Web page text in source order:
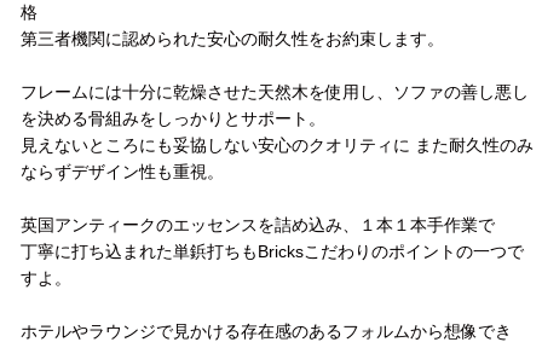
格
第三者機関に認められた安心の耐久性をお約束します。
フレームには十分に乾燥させた天然木を使用し、ソファの善し悪し
を決める骨組みをしっかりとサポート。
見えないところにも妥協しない安心のクオリティに また耐久性のみ
ならずデザイン性も重視。
英国アンティークのエッセンスを詰め込み、１本１本手作業で
丁寧に打ち込まれた単鋲打ちもBricksこだわりのポイントの一つで
すよ。
ホテルやラウンジで見かける存在感のあるフォルムから想像でき